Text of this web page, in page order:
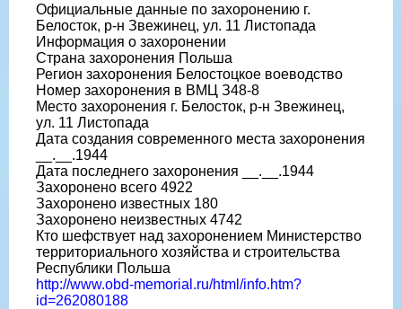
Официальные данные по захоронению г.
Белосток, р-н Звежинец, ул. 11 Листопада
Информация о захоронении
Страна захоронения Польша
Регион захоронения Белостоцкое воеводство
Номер захоронения в ВМЦ З48-8
Место захоронения г. Белосток, р-н Звежинец,
ул. 11 Листопада
Дата создания современного места захоронения
__.__.1944
Дата последнего захоронения __.__.1944
Захоронено всего 4922
Захоронено известных 180
Захоронено неизвестных 4742
Кто шефствует над захоронением Министерство
территориального хозяйства и строительства
Республики Польша
http://www.obd-memorial.ru/html/info.htm?
id=262080188